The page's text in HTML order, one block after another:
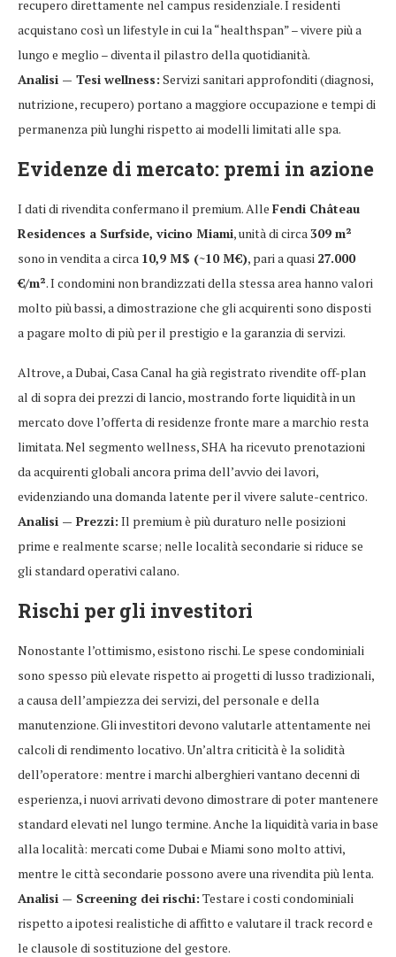
recupero direttamente nel campus residenziale. I residenti
acquistano così un lifestyle in cui la “healthspan” – vivere più a
lungo e meglio – diventa il pilastro della quotidianità.
Analisi — Tesi wellness: Servizi sanitari approfonditi (diagnosi,
nutrizione, recupero) portano a maggiore occupazione e tempi di
permanenza più lunghi rispetto ai modelli limitati alle spa.
Evidenze di mercato: premi in azione
I dati di rivendita confermano il premium. Alle Fendi Château
Residences a Surfside, vicino Miami, unità di circa 309 m²
sono in vendita a circa 10,9 M$ (~10 M€), pari a quasi 27.000
€/m². I condomini non brandizzati della stessa area hanno valori
molto più bassi, a dimostrazione che gli acquirenti sono disposti
a pagare molto di più per il prestigio e la garanzia di servizi.
Altrove, a Dubai, Casa Canal ha già registrato rivendite off-plan
al di sopra dei prezzi di lancio, mostrando forte liquidità in un
mercato dove l’offerta di residenze fronte mare a marchio resta
limitata. Nel segmento wellness, SHA ha ricevuto prenotazioni
da acquirenti globali ancora prima dell’avvio dei lavori,
evidenziando una domanda latente per il vivere salute-centrico.
Analisi — Prezzi: Il premium è più duraturo nelle posizioni
prime e realmente scarse; nelle località secondarie si riduce se
gli standard operativi calano.
Rischi per gli investitori
Nonostante l’ottimismo, esistono rischi. Le spese condominiali
sono spesso più elevate rispetto ai progetti di lusso tradizionali,
a causa dell’ampiezza dei servizi, del personale e della
manutenzione. Gli investitori devono valutarle attentamente nei
calcoli di rendimento locativo. Un’altra criticità è la solidità
dell’operatore: mentre i marchi alberghieri vantano decenni di
esperienza, i nuovi arrivati devono dimostrare di poter mantenere
standard elevati nel lungo termine. Anche la liquidità varia in base
alla località: mercati come Dubai e Miami sono molto attivi,
mentre le città secondarie possono avere una rivendita più lenta.
Analisi — Screening dei rischi: Testare i costi condominiali
rispetto a ipotesi realistiche di affitto e valutare il track record e
le clausole di sostituzione del gestore.